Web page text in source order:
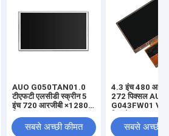
AUO G050TAN01.0
टीएफटी एलसीडी स्क्रीन 5
इंच 720 आरजीबी ×1280
सबसे अच्छी कीमत
4.3 इंच 480
272 पिक्सल AUO
G043FW01 V0
सबसे अच्छी